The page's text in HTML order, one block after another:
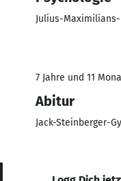
Julius-
7 Jahre und 11
Abitur
Jack-Steinberger-